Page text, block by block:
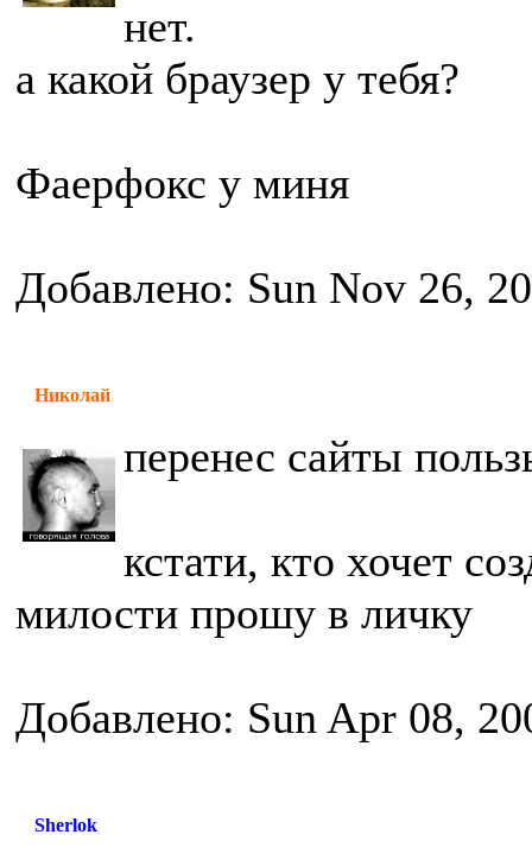
нет.
а какой браузер у тебя?
Фаерфокс у миня
Добавлено: Sun Nov 26,
Николай
перенес сайты
кстати, кто хочет
милости прошу в личку
Добавлено: Sun Apr 08,
Sherlok